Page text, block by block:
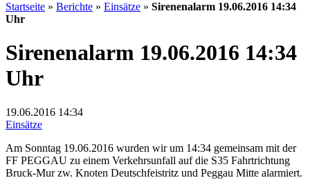
Startseite » Berichte » Einsätze » Sirenenalarm 19.06.2016 14:34
Uhr
Sirenenalarm 19.06.2016 14:34
Uhr
19.06.2016 14:34
Einsätze
Am Sonntag 19.06.2016 wurden wir um 14:34 gemeinsam mit der
FF PEGGAU zu einem Verkehrsunfall auf die S35 Fahrtrichtung
Bruck-Mur zw. Knoten Deutschfeistritz und Peggau Mitte alarmiert.